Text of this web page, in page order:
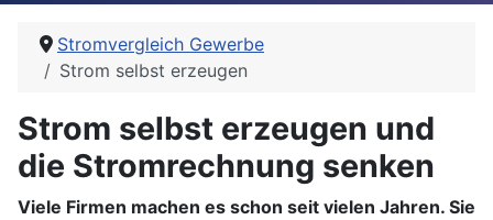
Stromvergleich Gewerbe
Strom selbst erzeugen
Strom selbst erzeugen und
die Stromrechnung senken
Viele Firmen machen es schon seit vielen Jahren. Sie